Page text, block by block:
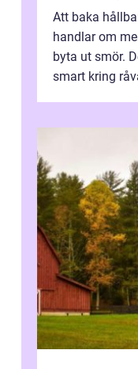
Att baka
handlar om
byta ut smör.
smart kring